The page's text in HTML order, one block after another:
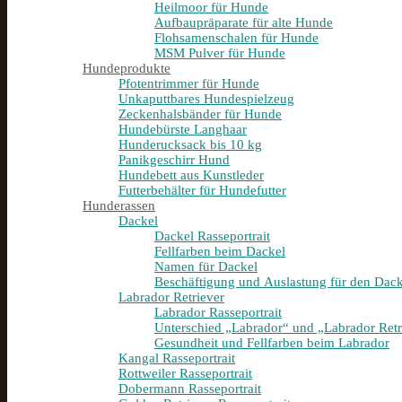
Heilmoor für Hunde
Aufbaupräparate für alte Hunde
Flohsamenschalen für Hunde
MSM Pulver für Hunde
Hundeprodukte
Pfotentrimmer für Hunde
Unkaputtbares Hundespielzeug
Zeckenhalsbänder für Hunde
Hundebürste Langhaar
Hunderucksack bis 10 kg
Panikgeschirr Hund
Hundebett aus Kunstleder
Futterbehälter für Hundefutter
Hunderassen
Dackel
Dackel Rasseportrait
Fellfarben beim Dackel
Namen für Dackel
Beschäftigung und Auslastung für den
Labrador Retriever
Labrador Rasseportrait
Unterschied „Labrador“ und „Labrador
Gesundheit und Fellfarben beim Labrador
Kangal Rasseportrait
Rottweiler Rasseportrait
Dobermann Rasseportrait